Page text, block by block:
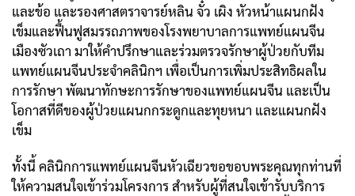
และข้อ และรองศาสตราจารย์หลิน จั๋ว เผิง หัวหน้าแผนกฝัง
เข็มและฟื้นฟูสมรรถภาพของโรงพยาบาลการแพทย์แผนจีน
เมืองซัวเถา มาให้คำปรึกษาและร่วมตรวจรักษาผู้ป่วยกับทีม
แพทย์แผนจีนประจำคลินิกฯ เพื่อเป็นการเพิ่มประสิทธิผลใน
การรักษา พัฒนาทักษะการรักษาของแพทย์แผนจีน และเป็น
โอกาสที่ดีของผู้ป่วยแผนกกระดูกและทุยหนา และแผนกฝัง
เข็ม
ทั้งนี้ คลินิกการแพทย์แผนจีนหัวเฉียวขอขอบพระคุณทุกท่านที่
ให้ความสนใจเข้าร่วมโครงการ สำหรับผู้ที่สนใจเข้ารับบริการ